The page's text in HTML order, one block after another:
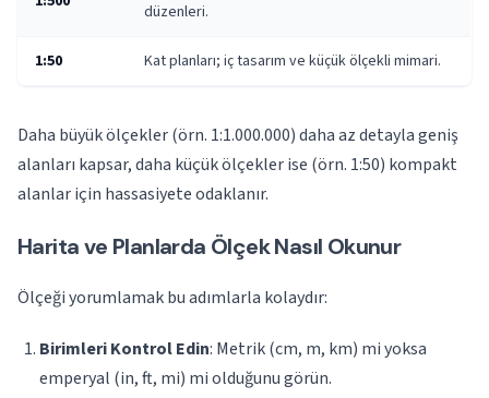
düzenleri.
1:50 Kat planları; iç tasarım ve küçük ölçekli mimari.
Daha büyük ölçekler (örn. 1:1.000.000) daha az detayla geniş
alanları kapsar, daha küçük ölçekler ise (örn. 1:50) kompakt
alanlar için hassasiyete odaklanır.
Harita ve Planlarda Ölçek Nasıl Okunur
Ölçeği yorumlamak bu adımlarla kolaydır:
Birimleri Kontrol Edin: Metrik (cm, m, km) mi yoksa
emperyal (in, ft, mi) mi olduğunu görün.